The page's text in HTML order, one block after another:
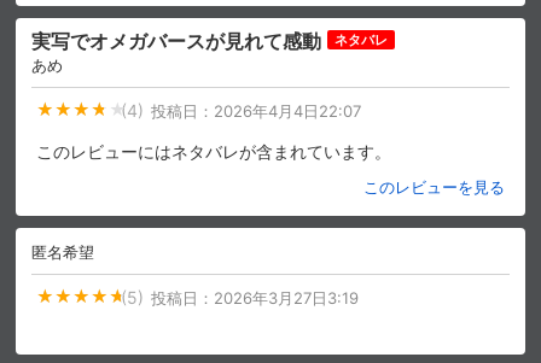
実写でオメガバースが見れて感動 ネタバレ
あめ
(4) 投稿日： 2026年4月4日22:07
このレビューにはネタバレが含まれています。
このレビューを見る
匿名希望
(5) 投稿日： 2026年3月27日3:19